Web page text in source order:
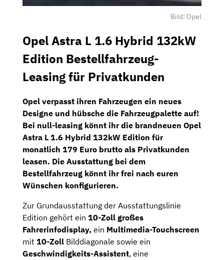
Bild: Opel
Opel Astra L 1.6 Hybrid 132kW
Edition Bestellfahrzeug-
Leasing für Privatkunden
Opel verpasst ihren Fahrzeugen ein neues
Designe und hübsche die Fahrzeugpalette auf!
Bei null-leasing könnt ihr die brandneuen Opel
Astra L 1.6 Hybrid 132kW Edition für
monatlich 179 Euro brutto als Privatkunden
leasen. Die Ausstattung bei dem
Bestellfahrzeug könnt ihr frei nach euren
Wünschen konfigurieren.
Zur Grundausstattung der Ausstattungslinie
Edition gehört ein 10-Zoll großes
Fahrerinfodisplay, ein Multimedia-Touchscreen
mit 10-Zoll Bilddiagonale sowie ein
Geschwindigkeits-Assistent, eine